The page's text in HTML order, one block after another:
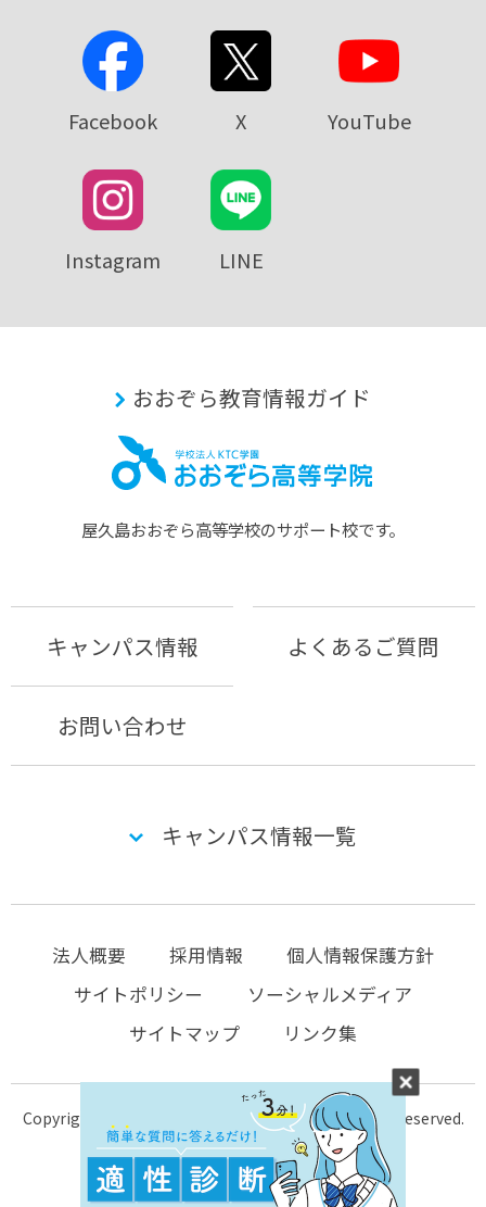
Facebook X YouTube
Instagram LINE
おおぞら教育情報ガイド
屋久島おおぞら⾼等学校のサポート校です。
キャンパス情報 よくあるご質問
お問い合わせ
キャンパス情報一覧
法人概要 採用情報
個人情報保護方針
サイトポリシー
ソーシャルメディア
サイトマップ
リンク集
Copyright © 2004-2026 KTC-school.com All Rights Reserved.